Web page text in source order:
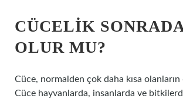
CÜCELIK
OLUR MU?
Cüce, normalden çok daha kısa
Cüce hayvanlarda, insanlarda ve